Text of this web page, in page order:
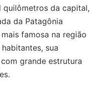
quilômetros da capital,
da Patagônia
famosa na região
sua
grande estrutura